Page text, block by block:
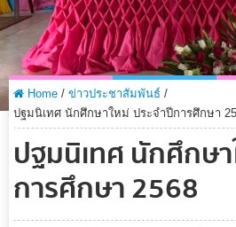
Home / ข่าวประชาสัมพันธ์ /
ปฐมนิเทศ นักศึกษาใหม่ ประจำปีการศึกษา
ปฐมนิเทศ นักศึกษา
การศึกษา 2568